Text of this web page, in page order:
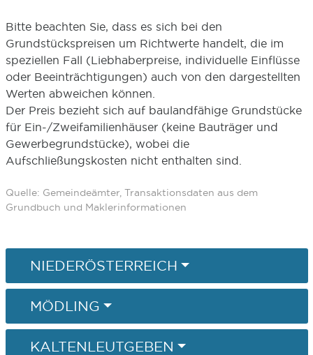
Bitte beachten Sie, dass es sich bei den
Grundstückspreisen um Richtwerte handelt, die im
speziellen Fall (Liebhaberpreise, individuelle Einflüsse
oder Beeinträchtigungen) auch von den dargestellten
Werten abweichen können.
Der Preis bezieht sich auf baulandfähige Grundstücke
für Ein-/Zweifamilienhäuser (keine Bauträger und
Gewerbegrundstücke), wobei die
Aufschließungskosten nicht enthalten sind.
Quelle: Gemeindeämter, Transaktionsdaten aus dem
Grundbuch und Maklerinformationen
NIEDERÖSTERREICH
MÖDLING
KALTENLEUTGEBEN